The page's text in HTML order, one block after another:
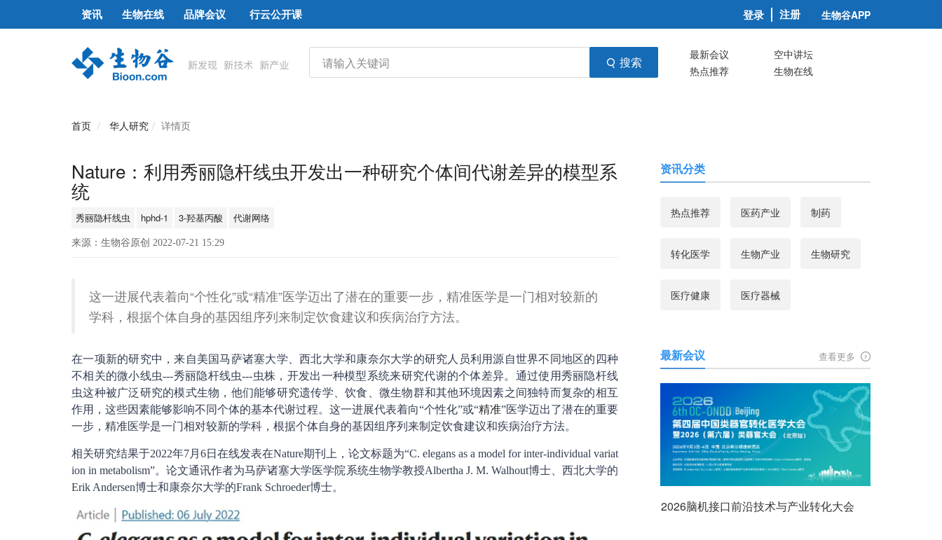
资讯 生物在线 品牌会议 行云公开课 登录 注册 生物谷APP
搜索 最新会议
空中讲坛
热点推荐
生物在线
首页 华人研究 详情页
Nature：利用秀丽隐杆线虫开发出一种研究个体间代谢差异的模型系
统
秀丽隐杆线虫 hphd-1 3-羟基丙酸 代谢网络
来源：生物谷原创 2022-07-21 15:29
这一进展代表着向“个性化”或“精准”医学迈出了潜在的重要一步，精准医学是一门相对较新的
学科，根据个体自身的基因组序列来制定饮食建议和疾病治疗方法。
在一项新的研究中，来自美国马萨诸塞大学、西北大学和康奈尔大学的研究人员利用源自世界不同地区的四种
不相关的微小线虫---秀丽隐杆线虫---虫株，开发出一种模型系统来研究代谢的个体差异。通过使用秀丽隐杆线
虫这种被广泛研究的模式生物，他们能够研究遗传学、饮食、微生物群和其他环境因素之间独特而复杂的相互
作用，这些因素能够影响不同个体的基本代谢过程。这一进展代表着向“个性化”或“精准”医学迈出了潜在的重要
一步，精准医学是一门相对较新的学科，根据个体自身的基因组序列来制定饮食建议和疾病治疗方法。
相关研究结果于2022年7月6日在线发表在Nature期刊上，论文标题为“C. elegans as a model for inter-individual variat
ion in metabolism”。论文通讯作者为马萨诸塞大学医学院系统生物学教授Albertha J. M. Walhout博士、西北大学的
Erik Andersen博士和康奈尔大学的Frank Schroeder博士。
资讯分类
热点推荐 医药产业 制药
转化医学 生物产业 生物研究
医疗健康 医疗器械
最新会议 查看更多
2026脑机接口前沿技术与产业转化大会